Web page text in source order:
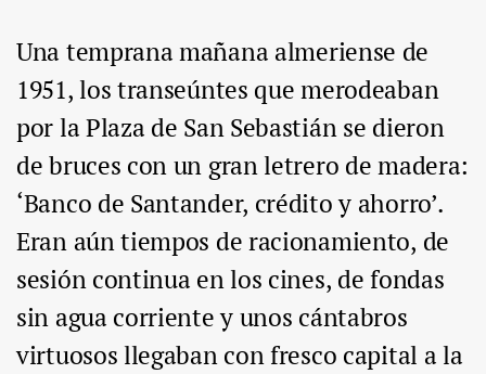
Una temprana mañana almeriense de
1951, los transeúntes que merodeaban
por la Plaza de San Sebastián se dieron
de bruces con un gran letrero de madera:
‘Banco de Santander, crédito y ahorro’.
Eran aún tiempos de racionamiento, de
sesión continua en los cines, de fondas
sin agua corriente y unos cántabros
virtuosos llegaban con fresco capital a la